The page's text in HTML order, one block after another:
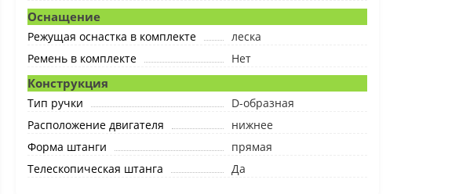
Оснащение
Режущая оснастка в комплекте
леска
Ремень в комплекте
Нет
Конструкция
Тип ручки
D-образная
Расположение двигателя
нижнее
Форма штанги
прямая
Телескопическая штанга
Да